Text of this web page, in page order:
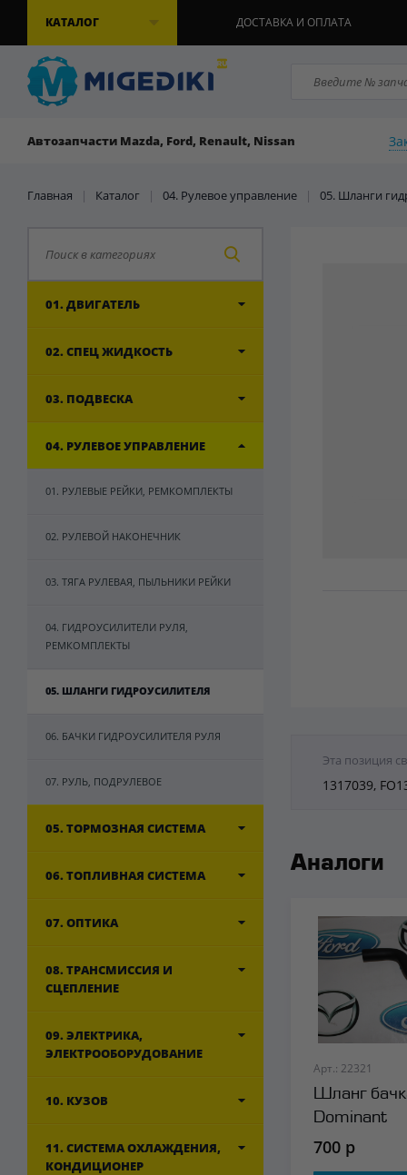
КАТАЛОГ ДОСТАВКА И ОПЛАТА
Автозапчасти Mazda, Ford, Renault, Nissan
Главная | Каталог | 04. Рулевое управление | 05. Шланги
01. ДВИГАТЕЛЬ
02. СПЕЦ ЖИДКОСТЬ
03. ПОДВЕСКА
04. РУЛЕВОЕ УПРАВЛЕНИЕ
01. РУЛЕВЫЕ РЕЙКИ, РЕМКОМПЛЕКТЫ
02. РУЛЕВОЙ НАКОНЕЧНИК
03. ТЯГА РУЛЕВАЯ, ПЫЛЬНИКИ РЕЙКИ
04. ГИДРОУСИЛИТЕЛИ РУЛЯ,
РЕМКОМПЛЕКТЫ
05. ШЛАНГИ ГИДРОУСИЛИТЕЛЯ
06. БАЧКИ ГИДРОУСИЛИТЕЛЯ РУЛЯ
07. РУЛЬ, ПОДРУЛЕВОЕ
05. ТОРМОЗНАЯ СИСТЕМА
06. ТОПЛИВНАЯ СИСТЕМА
07. ОПТИКА
08. ТРАНСМИССИЯ И
СЦЕПЛЕНИЕ
09. ЭЛЕКТРИКА,
ЭЛЕКТРООБОРУДОВАНИЕ
10. КУЗОВ
11. СИСТЕМА ОХЛАЖДЕНИЯ,
КОНДИЦИОНЕР
Эта позиция
1317039,
Аналоги
Арт.: 22321
Шланг
Dominant
700 р